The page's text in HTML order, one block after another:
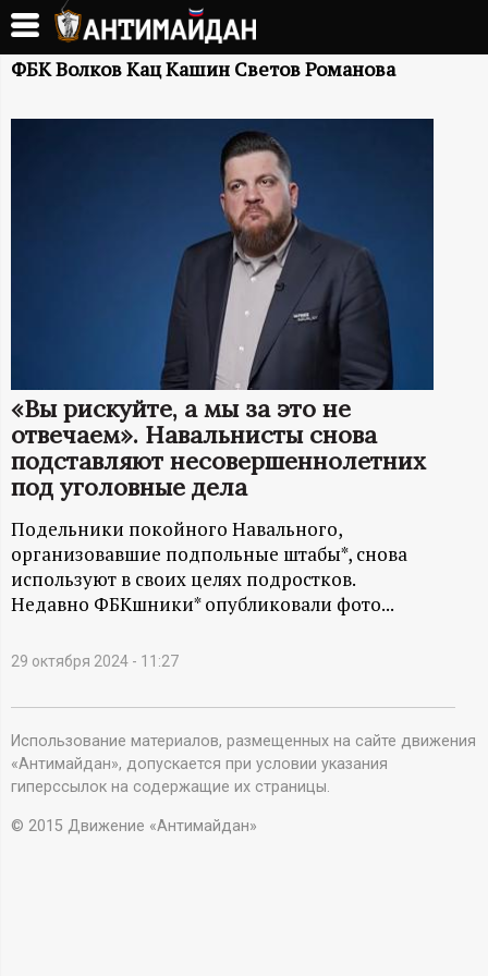
Перейти
основному
А
Н
Й
Д
А
Н
-
и
н
ф
о
ФБК Волков Кац Кашин Светов Романова
«Вы рискуйте, а мы за это не
отвечаем». Навальнисты снова
подставляют несовершеннолетних
под уголовные дела
Подельники покойного Навального,
организовавшие подпольные штабы*, снова
используют в своих целях подростков.
Недавно ФБКшники* опубликовали фото...
29 октября 2024 - 11:27
Использование материалов, размещенных на сайте движения
«Антимайдан», допускается при условии указания
гиперссылок на содержащие их страницы.
© 2015 Движение «Антимайдан»